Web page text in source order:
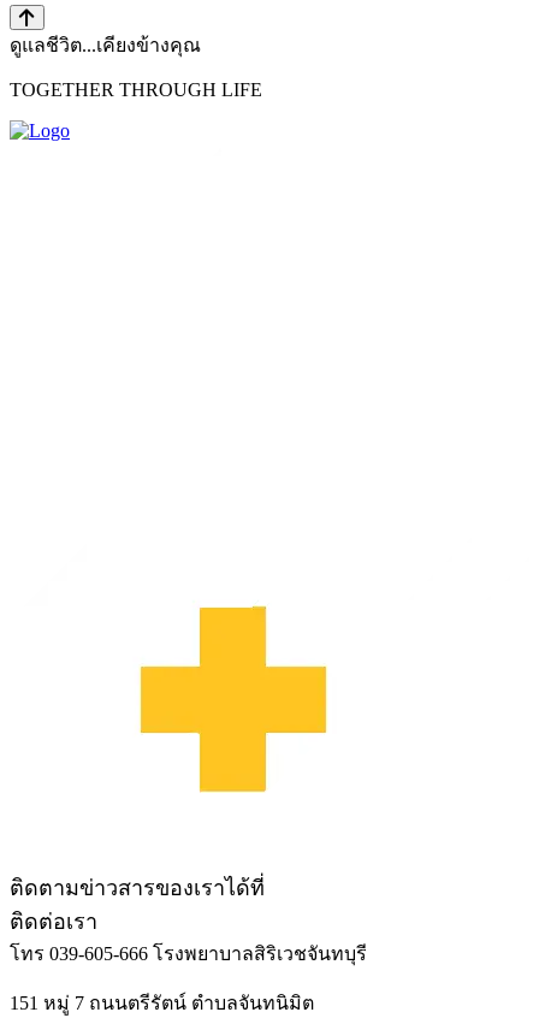
ดูแลชีวิต...เคียงข้างคุณ
TOGETHER THROUGH LIFE
ติดตามข่าวสารของเราได้ที่
ติดต่อเรา
โทร 039-605-666 โรงพยาบาลสิริเวชจันทบุรี
151 หมู่ 7 ถนนตรีรัตน์ ตำบลจันทนิมิต